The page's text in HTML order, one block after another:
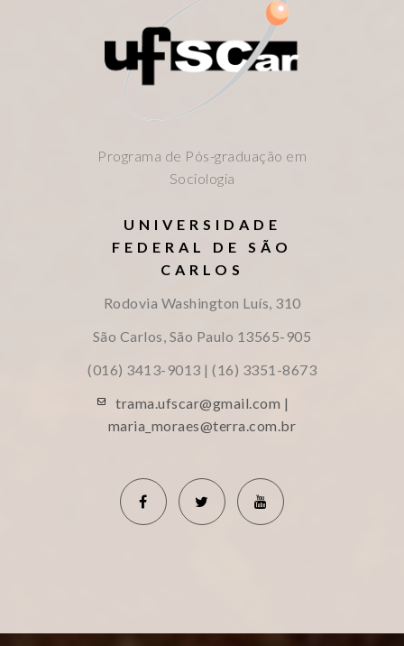
Programa de Pós-graduação em
Sociologia
UNIVERSIDADE
FEDERAL DE SÃO
CARLOS
Rodovia Washington Luís, 310
São Carlos, São Paulo 13565-905
(016) 3413-9013 | (16) 3351-8673
trama.ufscar@gmail.com |
maria_moraes@terra.com.br